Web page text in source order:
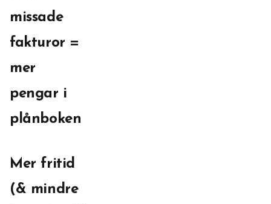
missade
fakturor =
mer
pengar i
plånboken
Mer fritid
(& mindre